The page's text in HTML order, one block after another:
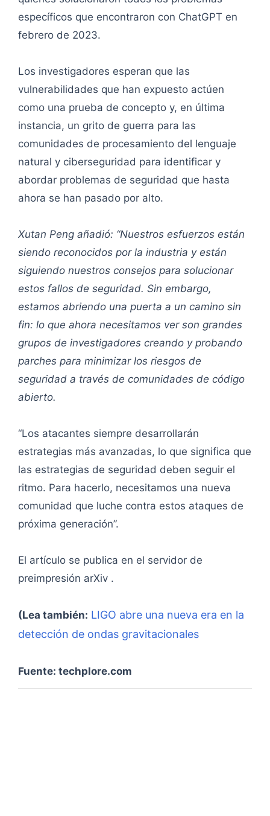
específicos que encontraron con ChatGPT en
febrero de 2023.
Los investigadores esperan que las
vulnerabilidades que han expuesto actúen
como una prueba de concepto y, en última
instancia, un grito de guerra para las
comunidades de procesamiento del lenguaje
natural y ciberseguridad para identificar y
abordar problemas de seguridad que hasta
ahora se han pasado por alto.
Xutan Peng añadió: “Nuestros esfuerzos están
siendo reconocidos por la industria y están
siguiendo nuestros consejos para solucionar
estos fallos de seguridad. Sin embargo,
estamos abriendo una puerta a un camino sin
fin: lo que ahora necesitamos ver son grandes
grupos de investigadores creando y probando
parches para minimizar los riesgos de
seguridad a través de comunidades de código
abierto.
“Los atacantes siempre desarrollarán
estrategias más avanzadas, lo que significa que
las estrategias de seguridad deben seguir el
ritmo. Para hacerlo, necesitamos una nueva
comunidad que luche contra estos ataques de
próxima generación”.
El artículo se publica en el servidor de
preimpresión arXiv .
(Lea también: LIGO abre una nueva era en la
detección de ondas gravitacionales
Fuente: techplore.com